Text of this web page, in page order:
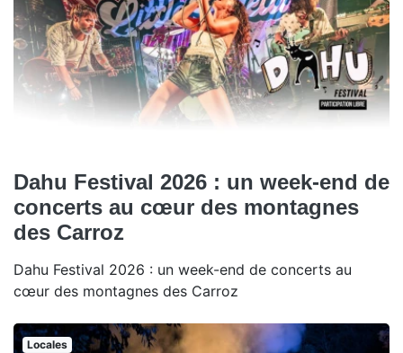
Dahu Festival 2026 : un week-end de
concerts au cœur des montagnes
des Carroz
Dahu Festival 2026 : un week-end de concerts au
cœur des montagnes des Carroz
Locales